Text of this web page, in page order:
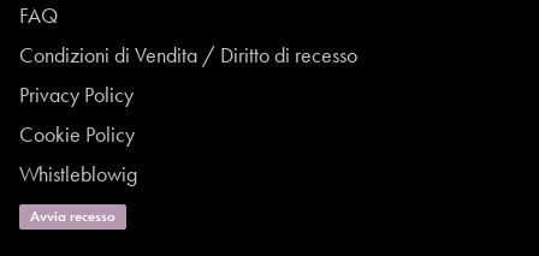
FAQ
Condizioni di Vendita / Diritto di recesso
Privacy Policy
Cookie Policy
Whistleblowig
Avvia recesso